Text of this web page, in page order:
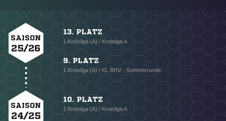
SAISON
25/26
13. PLATZ
1.Kreisliga (A) / Kreisliga A
9. PLATZ
1.Kreisliga (A) / KL BHV - Sommerrunde
SAISON
24/25
10. PLATZ
1.Kreisliga (A) / Kreisliga A